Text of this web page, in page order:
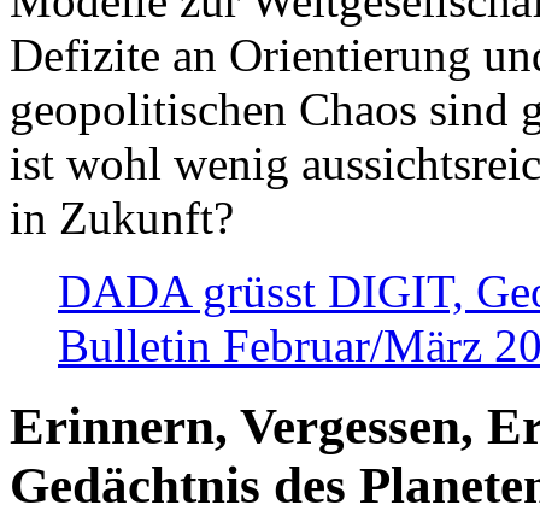
Defizite an Orientierung
geopolitischen Chaos sind
ist wohl wenig
in Zukunft?
DADA grüsst DIGIT,
Bulletin Februar/März
Erinnern, Vergessen,
Gedächtnis des